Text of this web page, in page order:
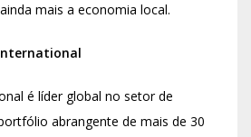
mais a economia local.
é líder global no setor de
abrangente de mais de 30